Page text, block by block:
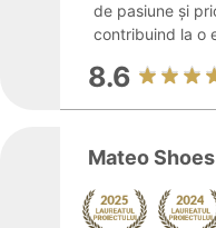
de pasiune și
contribuind la o
8.6
Mateo